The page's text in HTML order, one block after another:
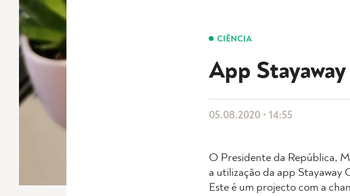
CIÊNCIA
App
05.08.2020 • 14:55
O Presidente da República,
a utilização da app Stayaway
Este é um projecto com a